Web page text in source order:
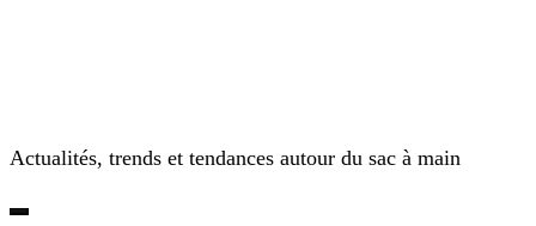
Actualités, trends et tendances autour du sac à main